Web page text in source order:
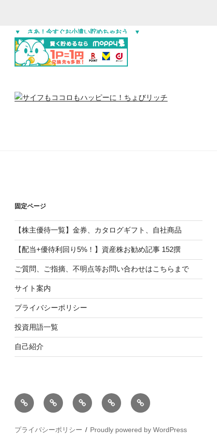
▼ さあ！今すぐお小遣い貯めちゃおう ▼
固定ページ
【株主優待一覧】金券、カタログギフト、自社商品
【配当+優待利回り5%！】資産株お勧め記事 152撰
ご質問、ご指摘、不明点等お問い合わせはこちらまで
サイト案内
プライバシーポリシー
投資用語一覧
自己紹介
自
己
サ
イ
投
資
プ
ラ
【配
当
プライバシーポリシー Proudly powered by WordPress